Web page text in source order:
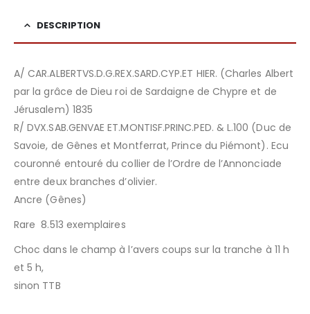
DESCRIPTION
A/ CAR.ALBERTVS.D.G.REX.SARD.CYP.ET HIER. (Charles Albert
par la grâce de Dieu roi de Sardaigne de Chypre et de
Jérusalem) 1835
R/ DVX.SAB.GENVAE ET.MONTISF.PRINC.PED. & L.100 (Duc de
Savoie, de Gênes et Montferrat, Prince du Piémont). Ecu
couronné entouré du collier de l’Ordre de l’Annonciade
entre deux branches d’olivier.
Ancre (Gênes)
Rare 8.513 exemplaires
Choc dans le champ à l’avers coups sur la tranche à 11 h
et 5 h,
sinon TTB